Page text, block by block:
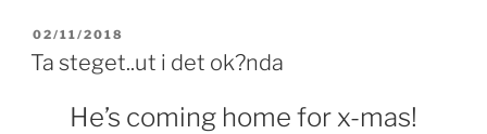
POSTED
ON
02/11/2018
Ta steget..ut i det ok?nda
He’s coming home for x-mas!